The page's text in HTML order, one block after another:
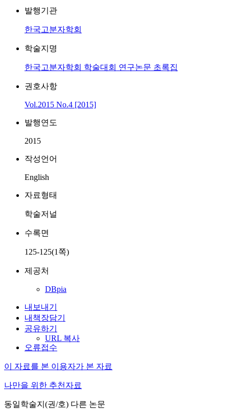
발행기관
한국고분자학회
학술지명
한국고분자학회 학술대회 연구논문 초록집
권호사항
Vol.2015 No.4 [2015]
발행연도
2015
작성언어
English
자료형태
학술저널
수록면
125-125(1쪽)
제공처
DBpia
내보내기
내책장담기
공유하기
URL 복사
오류접수
이 자료를 본 이용자가 본 자료
나만을 위한 추천자료
동일학술지(권/호) 다른 논문